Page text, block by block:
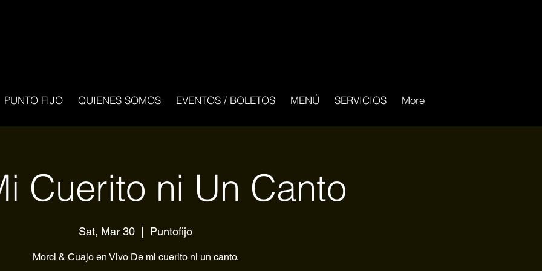
PUNTO FIJO QUIENES SOMOS EVENTOS / BOLETOS MENÚ SERVICIOS More
Cuerito ni Un Canto
Sat, Mar 30 Puntofijo
Morci & Cuajo en Vivo De mi cuerito ni un canto.